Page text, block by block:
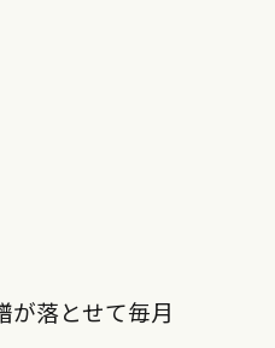
が落とせて毎月